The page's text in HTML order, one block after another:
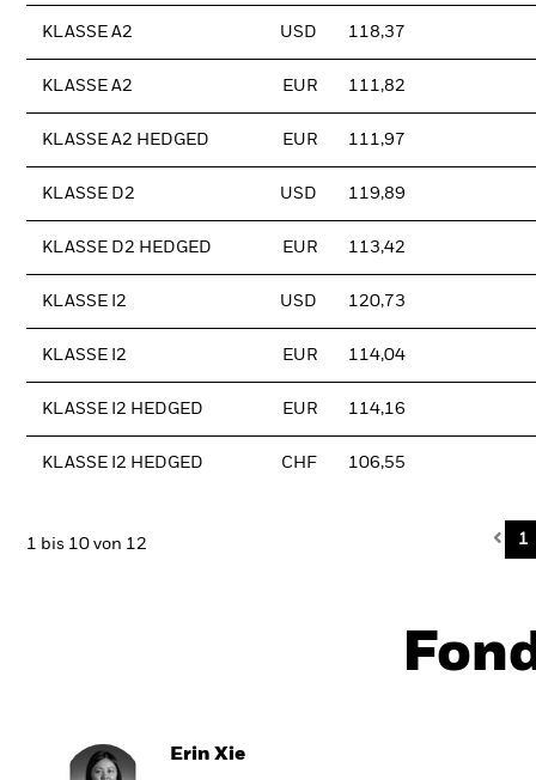
KLASSE A2 USD 118,37
KLASSE A2 EUR 111,82
KLASSE A2 HEDGED EUR 111,97
KLASSE D2 USD 119,89
KLASSE D2 HEDGED EUR 113,42
KLASSE I2 USD 120,73
KLASSE I2 EUR 114,04
KLASSE I2 HEDGED EUR 114,16
KLASSE I2 HEDGED CHF 106,55
1 bis 10 von 12 1
Erin Xie